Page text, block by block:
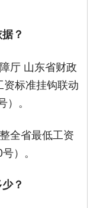
？
厅 山东省财政
标准挂钩联动
。
全省最低工资
）。
？